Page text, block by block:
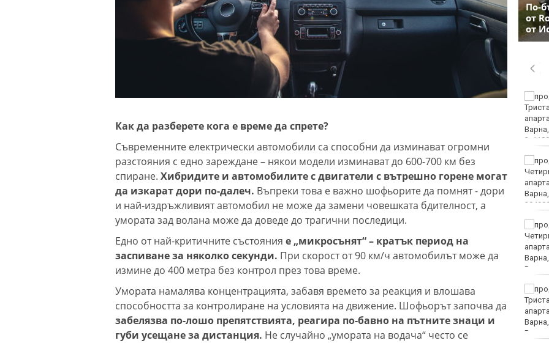
Как да разберете кога е време да спрете?
Съвременните електрически автомобили са способни да изминават огромни
разстояния с едно зареждане – някои модели изминават до 600-700 км без
спиране. Хибридите и автомобилите с двигатели с вътрешно горене могат
да изкарат дори по-далеч. Въпреки това е важно шофьорите да помнят - дори
и най-издръжливият автомобил не може да замени човешката бдителност, а
умората зад волана може да доведе до трагични последици.
Едно от най-критичните състояния е „микросънят“ – кратък период на
заспиване за няколко секунди. При скорост от 90 км/ч автомобилът може да
измине до 400 метра без контрол през това време.
Умората намалява концентрацията, забавя времето за реакция и влошава
способността за контролиране на условията на движение. Шофьорът започва да
забелязва по-лошо препятствията, реагира по-бавно на пътните знаци и
губи усещане за дистанция. Не случайно „умората на водача“ често се
По-
от
от
Какво ще бъде времето
Лудогорец влиза в
въздушно
пространство
Утре ограничават
движението на камиони
над 20 тона